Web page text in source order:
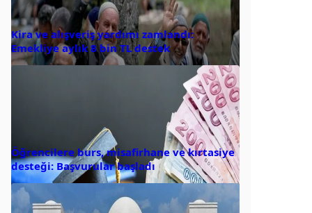
Kira ve alışveriş yardımı zamlandı:
Emekliye aylık 8 bin TL destek
Öğrencilere burs, misafirhane ve kırtasiye
desteği: Başvurular başladı